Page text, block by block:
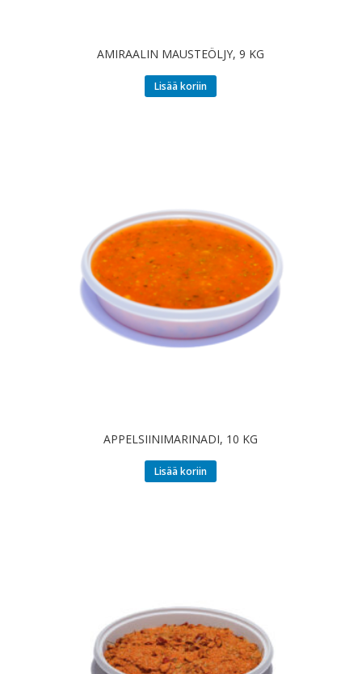
AMIRAALIN MAUSTEÖLJY, 9 KG
Lisää koriin
APPELSIINIMARINADI, 10 KG
Lisää koriin